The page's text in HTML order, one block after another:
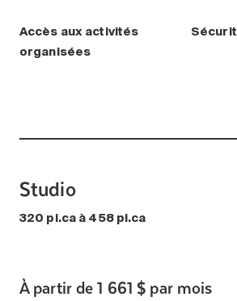
Accès aux activités
organisées
Studio
320 pi.ca à 458 pi.ca
À partir de 1 661 $ par mois